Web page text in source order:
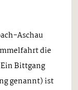
Aschau
die
Bittgang
genannt) ist